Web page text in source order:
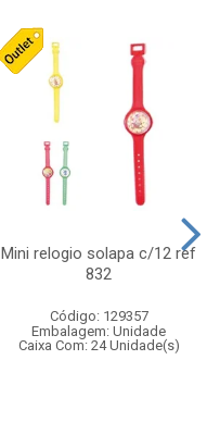
Mini relogio solapa c/12 ref
832
Código: 129357
Embalagem: Unidade
Caixa Com: 24 Unidade(s)